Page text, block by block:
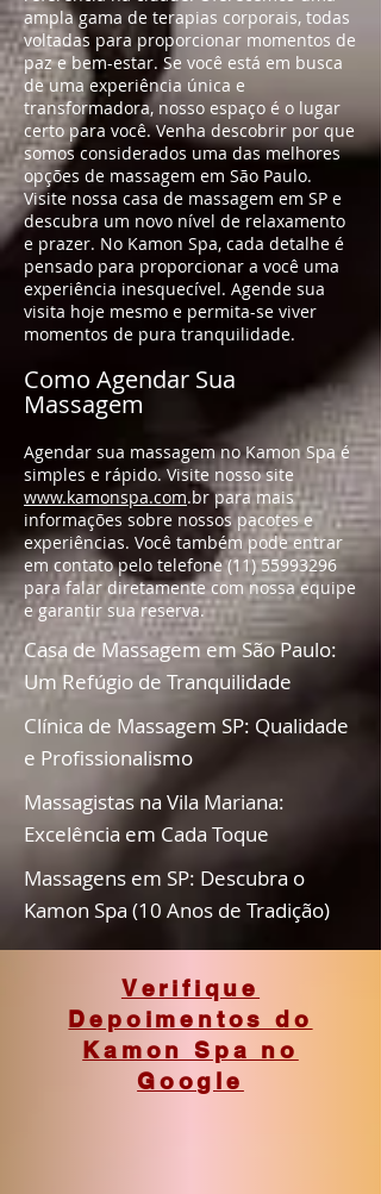
ampla gama de terapias corporais, todas
voltadas para proporcionar momentos de
paz e bem-estar. Se você está em busca
de uma experiência única e
transformadora, nosso espaço é o lugar
certo para você. Venha descobrir por que
somos considerados uma das melhores
opções de massagem em São Paulo.
Visite nossa casa de massagem em SP e
descubra um novo nível de relaxamento
e prazer. No Kamon Spa, cada detalhe é
pensado para proporcionar a você uma
experiência inesquecível. Agende sua
visita hoje mesmo e permita-se viver
momentos de pura tranquilidade.
Como Agendar Sua
Massagem
Agendar sua massagem no Kamon Spa é
simples e rápido. Visite nosso site
www.kamonspa.com.br para mais
informações sobre nossos pacotes e
experiências. Você também pode entrar
em contato pelo telefone(11) 55993296
para falar diretamente com nossa equipe
e garantir sua reserva.
Casa de Massagem em São Paulo:
Um Refúgio de Tranquilidade
Clínica de Massagem SP: Qualidade
e Profissionalismo
Massagistas na Vila Mariana:
Excelência em Cada Toque
Massagens em SP: Descubra o
Kamon Spa (10 Anos de Tradição)
Verifique
Depoimentos do
Kamon Spa no
Google